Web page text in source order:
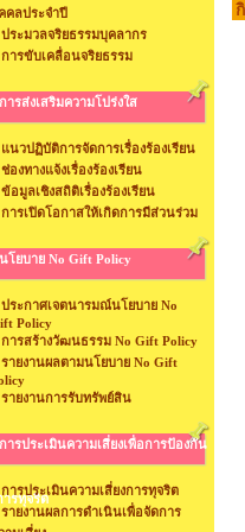
คลประจำปี
ประมวลจริยธรรมบุคลากร
การขับเคลื่อนจริยธรรม
การส่งเสริมความโปร่งใส
แนวปฏิบัติการจัดการเรื่องร้องเรียน
ช่องทางแจ้งเรื่องร้องเรียน
ข้อมูลเชิงสถิติเรื่องร้องเรียน
การเปิดโอกาสให้เกิดการมีส่วนร่วม
นโยบาย No Gift Policy
ประกาศเจตนารมณ์นโยบาย No
Policy
การสร้างวัฒนธรรม No Gift Policy
รายงานผลตามนโยบาย No Gift
รายงานการรับทรัพย์สิน
การประเมินความเสี่ยงเพื่อการป้องกัน
ารทุจริต
การประเมินความเสี่ยงการทุจริต
รายงานผลการดำเนินเพื่อจัดการ